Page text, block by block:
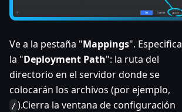
Ve a la pestaña "Mappings". Especifica
la "Deployment Path": la ruta del
directorio en el servidor donde se
colocarán los archivos (por ejemplo,
/ ).Cierra la ventana de configuración